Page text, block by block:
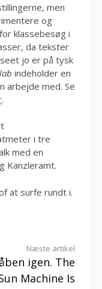
men
og
klassebesøg i
da tekster
jo er på tysk
indeholder en
arbejde med. Se
.
i tre
med en
Kanzleramt.
at surfe rundt i.
Næste artikel
igen. The
Machine Is